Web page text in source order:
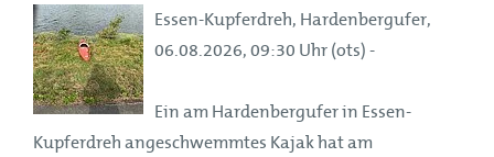
Essen-Kupferdreh, Hardenbergufer,
06.08.2026, 09:30 Uhr (ots) -
Ein am Hardenbergufer in Essen-
Kupferdreh angeschwemmtes Kajak hat am